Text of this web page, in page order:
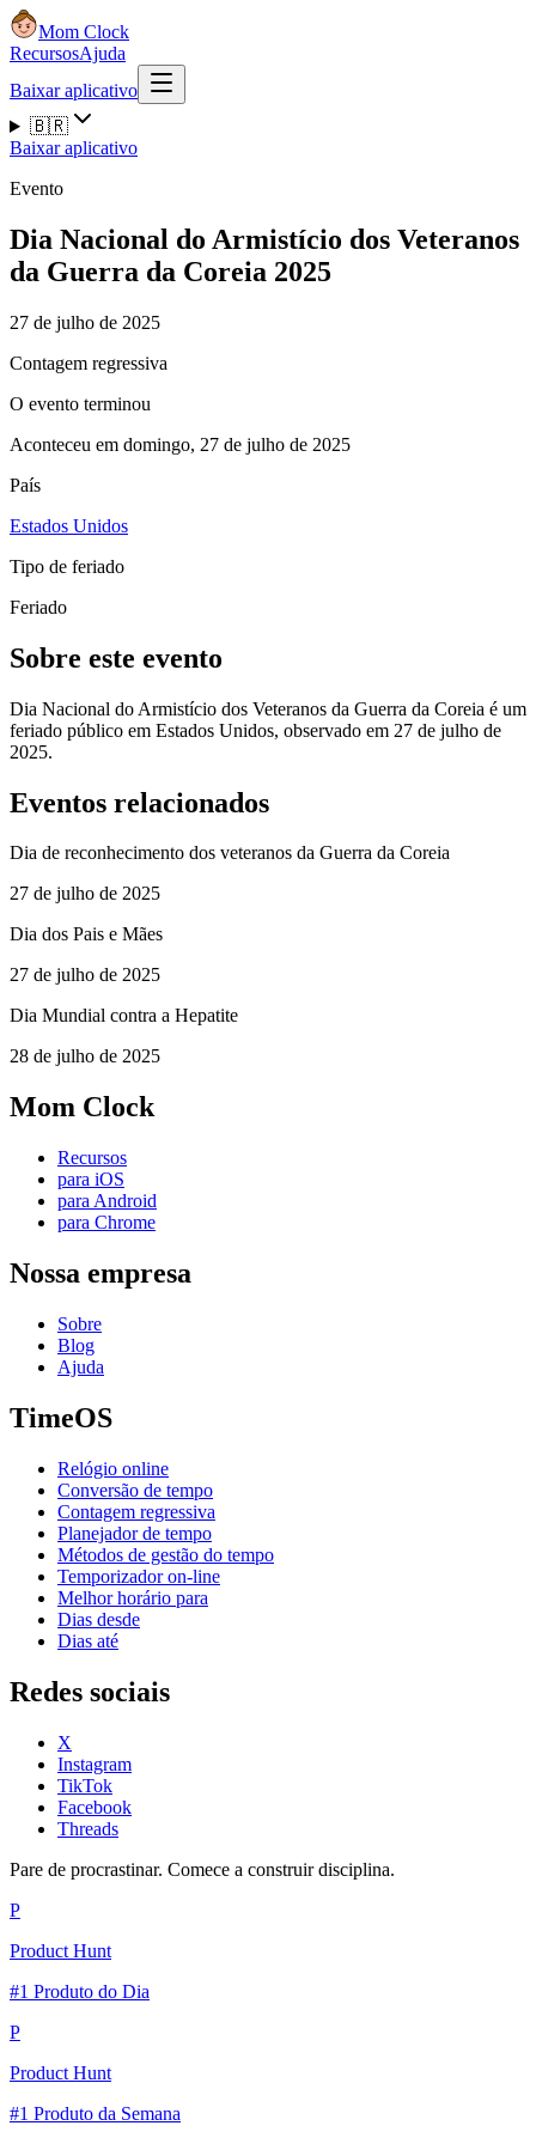
Mom Clock
RecursosAjuda
Baixar aplicativo
🇧🇷
Baixar aplicativo
Evento
Dia Nacional do Armistício dos Veteranos
da Guerra da Coreia 2025
27 de julho de 2025
Contagem regressiva
O evento terminou
Aconteceu em domingo, 27 de julho de 2025
País
Estados Unidos
Tipo de feriado
Feriado
Sobre este evento
Dia Nacional do Armistício dos Veteranos da Guerra da Coreia é um
feriado público em Estados Unidos, observado em 27 de julho de
2025.
Eventos relacionados
Dia de reconhecimento dos veteranos da Guerra da Coreia
27 de julho de 2025
Dia dos Pais e Mães
27 de julho de 2025
Dia Mundial contra a Hepatite
28 de julho de 2025
Mom Clock
Recursos
para iOS
para Android
para Chrome
Nossa empresa
Sobre
Blog
Ajuda
TimeOS
Relógio online
Conversão de tempo
Contagem regressiva
Planejador de tempo
Métodos de gestão do tempo
Temporizador on-line
Melhor horário para
Dias desde
Dias até
Redes sociais
X
Instagram
TikTok
Facebook
Threads
Pare de procrastinar. Comece a construir disciplina.
P
Product Hunt
#1 Produto do Dia
P
Product Hunt
#1 Produto da Semana